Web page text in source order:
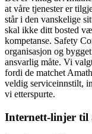
at våre tjenester er
står i den vanskelige
skal ikke ditt bosted
kompetanse. Safety
organisasjon og
ansvarlig måte. Vi
fordi de matchet
veldig serviceinnstilt,
vi etterspurte.
Internett-linjer til